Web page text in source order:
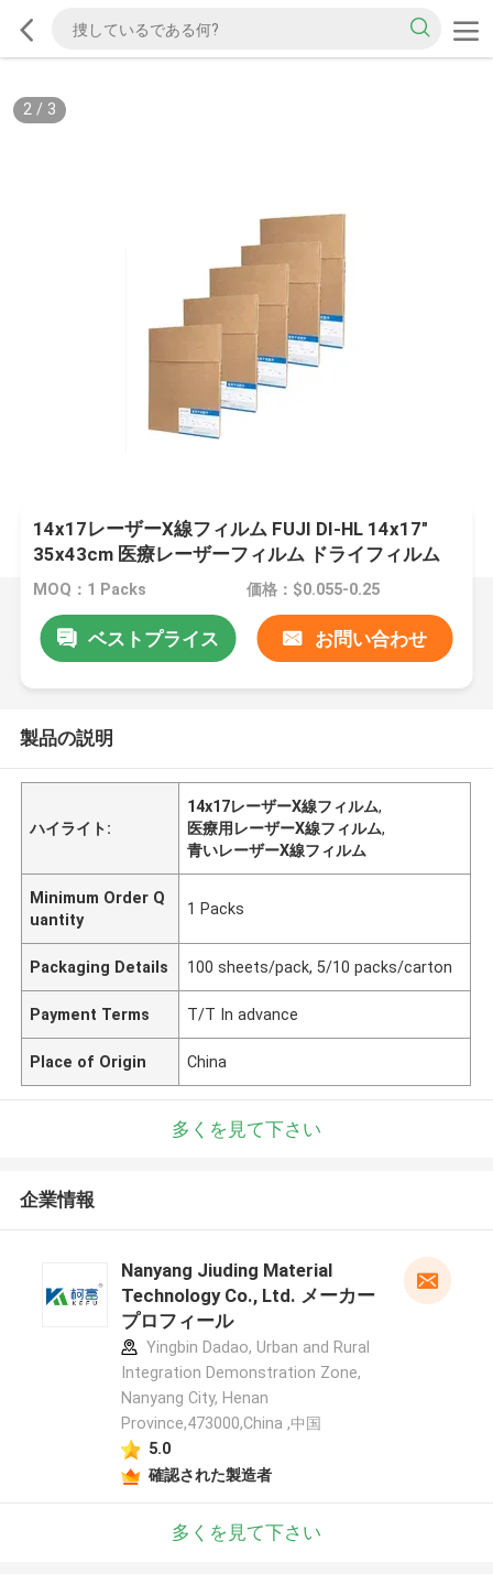
2/ 3
14x17レーザーX線フィルム FUJI DI-HL 14x17"
35x43cm 医療レーザーフィルム ドライフィルム
MOQ：1 Packs 価格：$0.055-0.25
ベストプライス お問い合わせ
製品の説明
ハイライト:
14x17レーザーX線フィルム,
医療用レーザーX線フィルム,
青いレーザーX線フィルム
Minimum Order Q
uantity
1 Packs
Packaging Details 100 sheets/pack, 5/10 packs/carton
Payment Terms T/T In advance
Place of Origin China
多くを見て下さい
企業情報
Nanyang Jiuding Material
Technology Co., Ltd. メーカー
プロフィール
Yingbin Dadao, Urban and Rural
Integration Demonstration Zone,
Nanyang City, Henan
Province,473000,China ,中国
5.0
確認された製造者
多くを見て下さい